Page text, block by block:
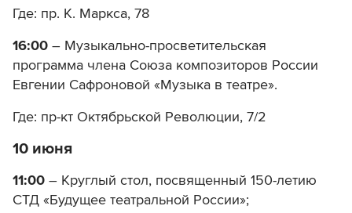
Где: пр. К. Маркса, 78
16:00 – Музыкально-просветительская
программа члена Союза композиторов России
Евгении Сафроновой «Музыка в театре».
Где: пр-кт Октябрьской Революции, 7/2
10 июня
11:00 – Круглый стол, посвященный 150-летию
СТД «Будущее театральной России»;